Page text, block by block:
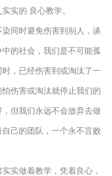
实的 良心教学。
同时避免伤害到别人，谈
的社会，我们是不可能孤
，已经伤害到或淘汰了一
伤害或淘汰就停止我们的
但我们永远不会放弃去做
己的团队，一个永不言败
实做着教学，凭着良心，